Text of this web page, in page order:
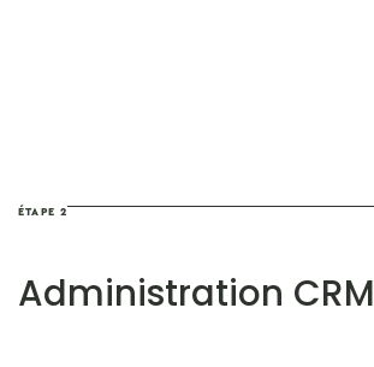
ÉTAPE 2
Administration CRM